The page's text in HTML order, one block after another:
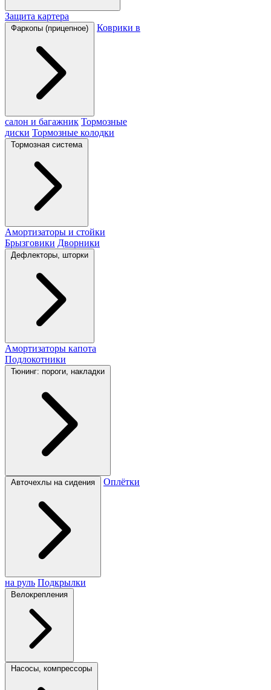
Защита картера
Фаркопы (прицепное) Коврики в
салон и багажник Тормозные
диски Тормозные колодки
Тормозная система
Амортизаторы и стойки
Брызговики Дворники
Дефлекторы, шторки
Амортизаторы капота
Подлокотники
Тюнинг: пороги, накладки
Авточехлы на сидения Оплётки
на руль Подкрылки
Велокрепления
Насосы, компрессоры